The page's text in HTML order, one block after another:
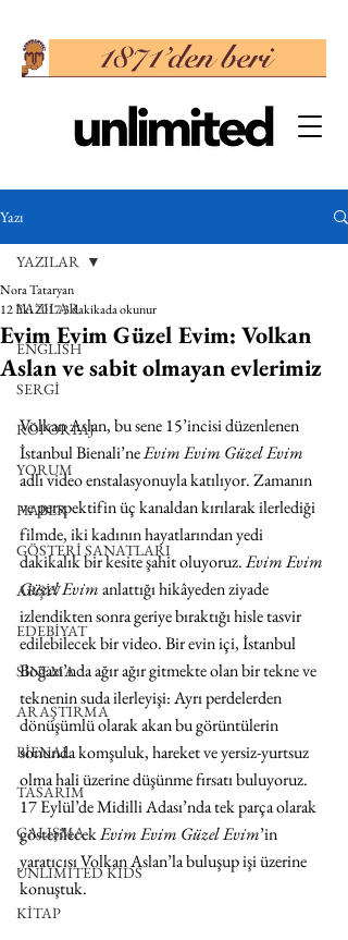
Yazı
YAZILAR
ENGLISH
SERGİ
RÖPORTAJ
YORUM
HABER
GÖSTERİ SANATLARI
ARŞİV
EDEBİYAT
SİNEMA
ARAŞTIRMA
BİENAL
TASARIM
ÇALIŞMA
UNLIMITED KIDS
KİTAP
YAZILAR
Evim Evim Güzel Evim: Volkan
Aslan ve sabit olmayan evlerimiz
Nora Tataryan
12 Eki 20173 dakikada okunur
Volkan Aslan, bu sene 15’incisi düzenlenen
İstanbul Bienali’ne Evim Evim Güzel Evim
adlı video enstalasyonuyla katılıyor. Zamanın
ve perspektifin üç kanaldan kırılarak ilerlediği
filmde, iki kadının hayatlarından yedi
dakikalık bir kesite şahit oluyoruz. Evim Evim
Güzel Evim anlattığı hikâyeden ziyade
izlendikten sonra geriye bıraktığı hisle tasvir
edilebilecek bir video. Bir evin içi, İstanbul
Boğazı’nda ağır ağır gitmekte olan bir tekne ve
teknenin suda ilerleyişi: Ayrı perdelerden
dönüşümlü olarak akan bu görüntülerin
sonunda komşuluk, hareket ve yersiz-yurtsuz
olma hali üzerine düşünme fırsatı buluyoruz.
17 Eylül’de Midilli Adası’nda tek parça olarak
gösterilecek Evim Evim Güzel Evim’in
yaratıcısı Volkan Aslan’la buluşup işi üzerine
konuştuk.